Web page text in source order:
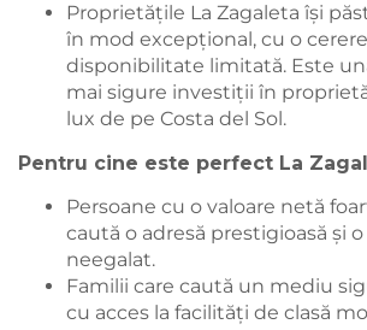
Proprietățile La Zagaleta își
în mod excepțional, cu o
disponibilitate limitată. Este
mai sigure investiții în
lux de pe Costa del Sol.
Pentru cine este perfect La
Persoane cu o valoare netă
caută o adresă prestigioasă și
neegalat.
Familii care caută un mediu
cu acces la facilități de clasă